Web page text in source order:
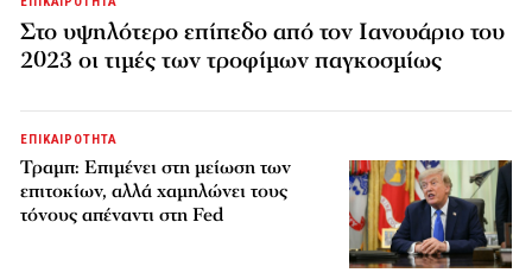
Στο υψηλότερο επίπεδο από τον Ιανουάριο του
2023 οι τιμές των τροφίμων παγκοσμίως
ΕΠΙΚΑΙΡΟΤΗΤΑ
Τραμπ: Επιμένει στη μείωση των
επιτοκίων, αλλά χαμηλώνει τους
τόνους απέναντι στη Fed